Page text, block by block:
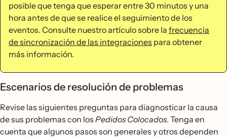
posible que tenga que esperar entre 30 minutos y una
hora antes de que se realice el seguimiento de los
eventos. Consulte nuestro artículo sobre la frecuencia
de sincronización de las integraciones para obtener
más información.
Escenarios de resolución de problemas
Revise las siguientes preguntas para diagnosticar la causa
de sus problemas con los Pedidos Colocados. Tenga en
cuenta que algunos pasos son generales y otros dependen